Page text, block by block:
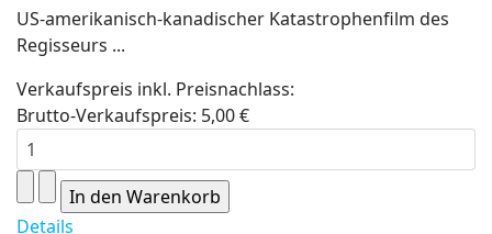
US-amerikanisch-kanadischer Katastrophenfilm des
Regisseurs ...
Verkaufspreis inkl. Preisnachlass:
Brutto-Verkaufspreis: 5,00 €
Details